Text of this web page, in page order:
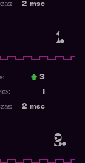
1.
2 msc
2.
3
2 msc